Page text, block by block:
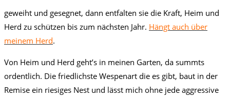
geweiht und gesegnet, dann entfalten sie die Kraft, Heim und
Herd zu schützen bis zum nächsten Jahr. Hängt auch über
meinem Herd.
Von Heim und Herd geht’s in meinen Garten, da summts
ordentlich. Die friedlichste Wespenart die es gibt, baut in der
Remise ein riesiges Nest und lässt mich ohne jede aggressive